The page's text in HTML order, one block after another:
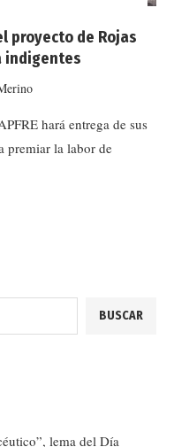
proyecto de Rojas
indigentes
hará entrega de sus
premiar la labor de
BUSCAR
lema del Día